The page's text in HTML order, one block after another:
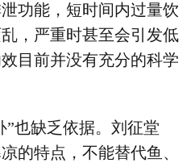
功能，短时间内过量饮
，严重时甚至会引发低
目前并没有充分的科学
”也缺乏依据。刘征堂
的特点，不能替代鱼、